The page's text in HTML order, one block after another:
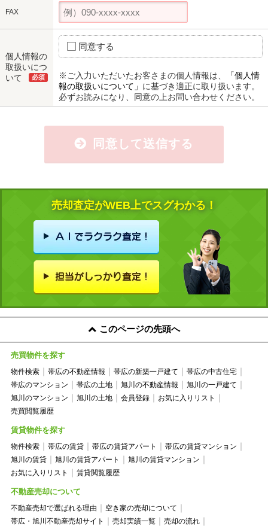
FAX
個人情報の
取扱いにつ
いて
必須
同意する
※ご入力いただいたお客さまの個人情報は、
「個人情
報の取扱いについて」 に基づき適正に取り扱います。
必ずお読みになり、同意の上お問い合わせください。
同意して送信する
売却査定がWEB上でスグわかる！
このページの先頭へ
売買物件を探す
物件検索 帯広の不動産情報 帯広の新築一戸建て
帯広の中古住宅
帯広のマンション
帯広の土地 旭川の不動産情報
旭川の一戸建て
旭川のマンション
旭川の土地 会員登録
お気に入りリスト
売買閲覧履歴
賃貸物件を探す
物件検索 帯広の賃貸 帯広の賃貸アパート
帯広の賃貸マンション
旭川の賃貸
旭川の賃貸アパート
旭川の賃貸マンション
お気に入りリスト
賃貸閲覧履歴
不動産売却について
不動産売却で選ばれる理由
空き家の売却について
帯広・旭川不動産売却サイト
売却実績一覧
売却の流れ